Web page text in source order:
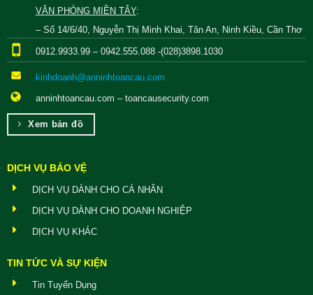
VĂN PHÒNG MIỀN TÂY:
– Số 14/6/40, Nguyễn Thị Minh Khai, Tân An, Ninh Kiều, Cần Thơ
0912.9933.99 – 0942.555.088 -(028)3898.1030
kinhdoanh@anninhtoancau.com
anninhtoancau.com – toancausecurity.com
Xem bản đồ
DỊCH VỤ BẢO VỆ
DỊCH VỤ DÀNH CHO CÁ NHÂN
DỊCH VỤ DÀNH CHO DOANH NGHIỆP
DỊCH VỤ KHÁC
TIN TỨC VÀ SỰ KIỆN
Tin Tuyển Dụng